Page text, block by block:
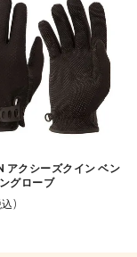
アクシーズクイン ベン
グローブ
)